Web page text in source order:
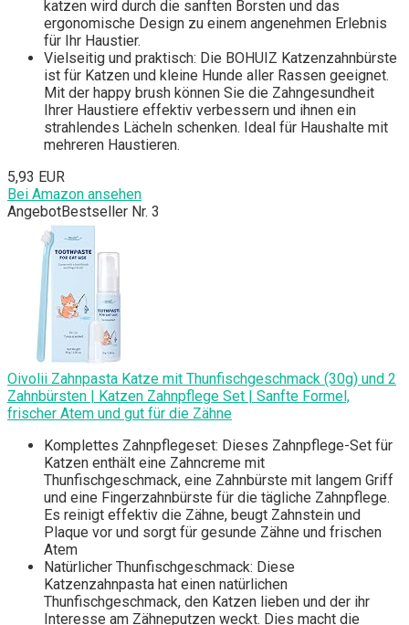
katzen wird durch die sanften Borsten und das
ergonomische Design zu einem angenehmen Erlebnis
für Ihr Haustier.
Vielseitig und praktisch: Die BOHUIZ Katzenzahnbürste
ist für Katzen und kleine Hunde aller Rassen geeignet.
Mit der happy brush können Sie die Zahngesundheit
Ihrer Haustiere effektiv verbessern und ihnen ein
strahlendes Lächeln schenken. Ideal für Haushalte mit
mehreren Haustieren.
5,93 EUR
Bei Amazon ansehen
AngebotBestseller Nr. 3
Oivolii Zahnpasta Katze mit Thunfischgeschmack (30g) und 2
Zahnbürsten | Katzen Zahnpflege Set | Sanfte Formel,
frischer Atem und gut für die Zähne
Komplettes Zahnpflegeset: Dieses Zahnpflege-Set für
Katzen enthält eine Zahncreme mit
Thunfischgeschmack, eine Zahnbürste mit langem Griff
und eine Fingerzahnbürste für die tägliche Zahnpflege.
Es reinigt effektiv die Zähne, beugt Zahnstein und
Plaque vor und sorgt für gesunde Zähne und frischen
Atem
Natürlicher Thunfischgeschmack: Diese
Katzenzahnpasta hat einen natürlichen
Thunfischgeschmack, den Katzen lieben und der ihr
Interesse am Zähneputzen weckt. Dies macht die